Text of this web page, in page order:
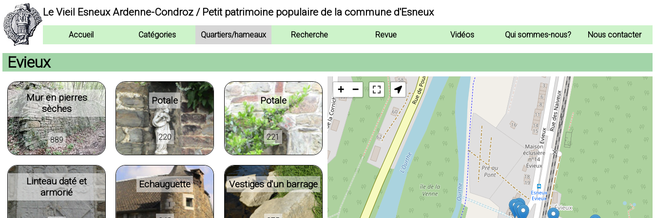
Le Vieil Esneux Ardenne-Condroz / Petit patrimoine populaire de la commune d'Esneux
Accueil Catégories Quartiers/hameaux Recherche Revue Vidéos Qui sommes-nous? Nous contacter
Evieux
Mur en pierres
sèches
889
Potale
220
Potale
221
Linteau daté et
armorié
Echauguette Vestiges d'un barrage
+ −